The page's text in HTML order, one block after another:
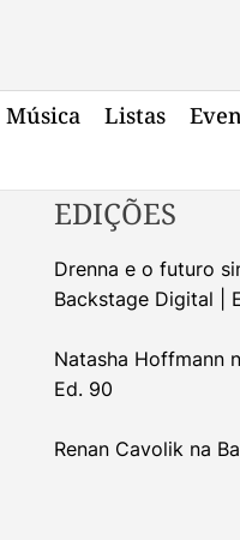
Música Listas
EDIÇÕES
Drenna e o futuro
Backstage Digital |
Natasha Hoffmann
Ed. 90
Renan Cavolik na